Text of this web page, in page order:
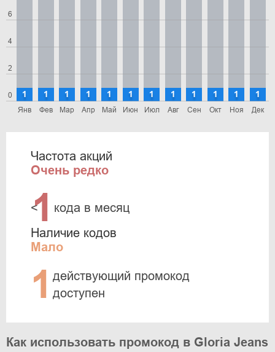
0
2
4
6
Янв
1
Фев
1
Мар
1
Апр
1
Май
1
Июн
1
Июл
1
Авг
1
Сен
1
Окт
1
Ноя
1
Дек
1
Частота акций
Очень редко
<
1 кода в месяц
Наличие кодов
Мало
1 действующий промокод
доступен
Как использовать промокод в Gloria Jeans